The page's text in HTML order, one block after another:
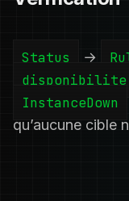
Status →
disponibilite
InstanceDown
qu’aucune cible